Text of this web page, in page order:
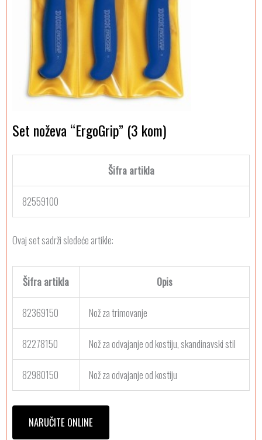
Set noževa “ErgoGrip” (3 kom)
Šifra artikla
82559100
Ovaj set sadrži sledeće artikle:
Šifra artikla Opis
82369150 Nož za trimovanje
82278150 Nož za odvajanje od kostiju, skandinavski stil
82980150 Nož za odvajanje od kostiju
NARUČITE ONLINE